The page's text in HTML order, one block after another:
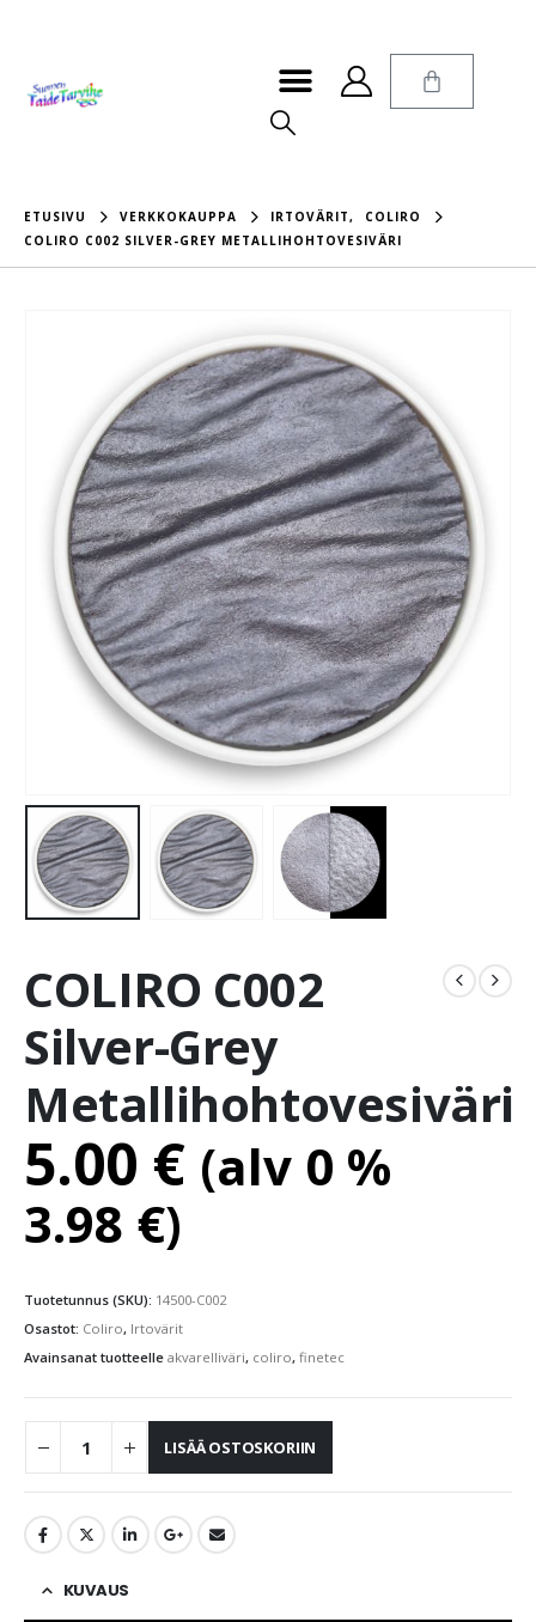
ETUSIVU VERKKOKAUPPA IRTOVÄRIT,
COLIRO
COLIRO C002 SILVER-GREY METALLIHOHTOVESIVÄRI
COLIRO C002
Silver-Grey
Metallihohtovesiväri
5.00 € (alv 0 %
3.98 €)
Tuotetunnus (SKU): 14500-C002
Osastot: Coliro, Irtovärit
Avainsanat tuotteelle akvarelliväri, coliro, finetec
LISÄÄ OSTOSKORIIN
KUVAUS